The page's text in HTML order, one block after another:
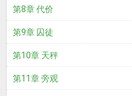
第8章 代价
第9章 囚徒
第10章 天秤
第11章 旁观